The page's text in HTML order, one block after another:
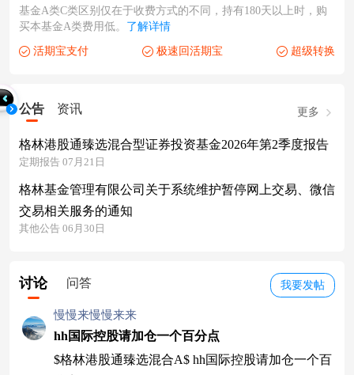
基金A类C类区别仅在于收费方式的不同，持有180天以上时，购
买本基金A类费用低。 了解详情
活期宝支付 极速回活期宝 超级转换
公告 资讯 更多
格林港股通臻选混合型证券投资基金2026年第2季度报告
定期报告 07月21日
格林基金管理有限公司关于系统维护暂停网上交易、微信
交易相关服务的通知
其他公告 06月30日
我要发帖
讨论 问答
慢慢来慢慢来来
hh国际控股请加仓一个百分点
$格林港股通臻选混合A$ hh国际控股请加仓一个百